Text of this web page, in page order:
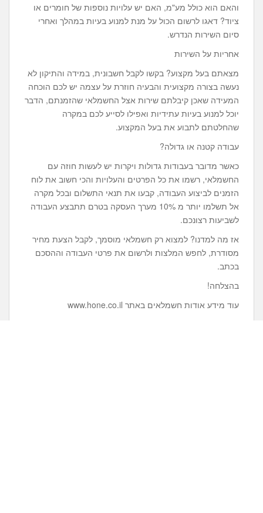
והאם הוא כולל מע"מ, האם יש עלויות נוספות של חומרים או
ציוד? דאגו לרשום הכול על מנת למנוע בעיות במהלך ואחרי
סיום השירות הנדרש.
אחריות על השירות
מצאתם בעל מקצוע? בקשו לקבל חשבונית, במידה והתיקון לא
נעשה בצורה מקצועית והבעיה חוזרת על עצמה יש לכם הוכחה
המעידה שאכן קיבלתם שירות אצל החשמלאי שהזמנתם, הדבר
יוכל למנוע בעיות עתידיות ואפילו לסייע לכם במקרה
שהחלטתם לתבוע את בעל המקצוע.
עבודה קטנה או גדולה?
כאשר מדובר בעבודות גדולות ויקרות יש לעשות חוזה עם
החשמלאי, רשמו את כל הפרטים והעלויות והכי חשוב את לוח
הזמנים לביצוע העבודה, קבעו את תנאי התשלום ובכל מקרה
אל תשלמו יותר מ 10% מערך העסקה בטרם תתבצע העבודה
לשביעות רצונכם.
אז מה למדנו? למצוא רק חשמלאי מוסמך, לקבל הצעת מחיר
מסודרת, לחפש המלצות ולרשום את פרטי העבודה וההסכם
בכתב.
בהצלחה!
עוד מידע אודות חשמלאים באתר www.hone.co.il